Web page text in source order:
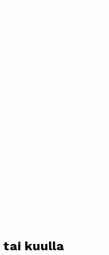
tai kuulla